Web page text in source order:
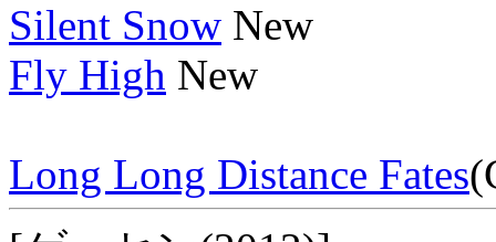
Silent Snow New
Fly High New
Long Long Distance Fates